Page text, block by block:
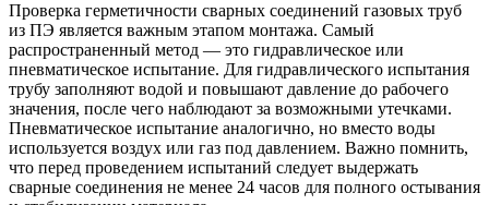
Проверка герметичности сварных соединений газовых труб
из ПЭ является важным этапом монтажа. Самый
распространенный метод — это гидравлическое или
пневматическое испытание. Для гидравлического испытания
трубу заполняют водой и повышают давление до рабочего
значения, после чего наблюдают за возможными утечками.
Пневматическое испытание аналогично, но вместо воды
используется воздух или газ под давлением. Важно помнить,
что перед проведением испытаний следует выдержать
сварные соединения не менее 24 часов для полного остывания